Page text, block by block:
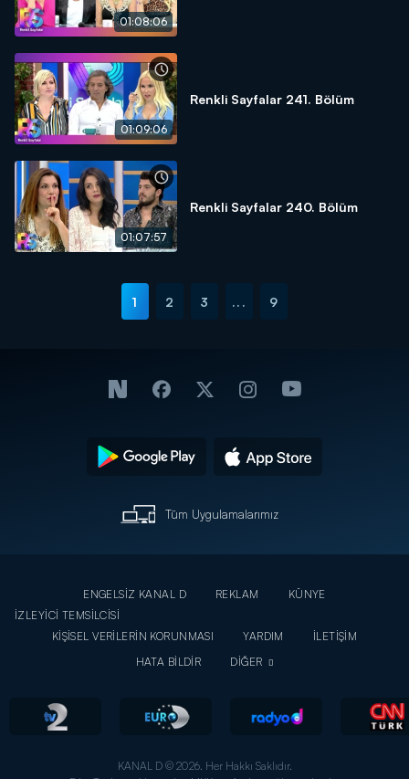
01:08:06
01:09:06
Renkli Sayfalar 241. Bölüm
01:07:57
Renkli Sayfalar 240. Bölüm
1 2 3 ... 9
Tüm Uygulamalarımız
ENGELSİZ KANAL D REKLAM
KÜNYE
İZLEYİCİ TEMSİLCİSİ
KİŞİSEL VERİLERİN KORUNMASI
YARDIM
İLETİŞİM
HATA BİLDİR
DİĞER
KANAL D © 2026. Her Hakkı Saklıdır.